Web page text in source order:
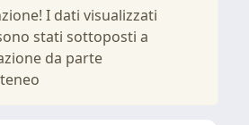
I dati visualizzati
stati sottoposti a
da parte